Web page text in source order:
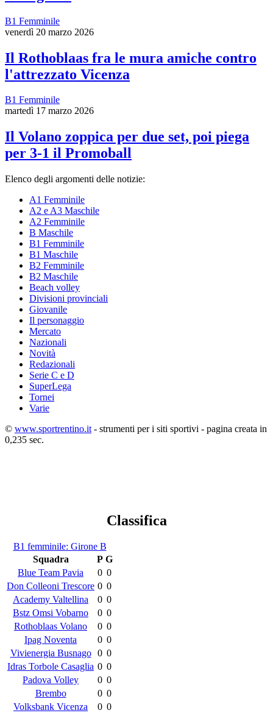
B1 Femminile
venerdì 20 marzo 2026
Il Rothoblaas fra le mura amiche contro
l'attrezzato Vicenza
B1 Femminile
martedì 17 marzo 2026
Il Volano zoppica per due set, poi piega
per 3-1 il Promoball
Elenco degli argomenti delle notizie:
A1 Femminile
A2 e A3 Maschile
A2 Femminile
B Maschile
B1 Femminile
B1 Maschile
B2 Femminile
B2 Maschile
Beach volley
Divisioni provinciali
Giovanile
Il personaggio
Mercato
Nazionali
Novità
Redazionali
Serie C e D
SuperLega
Tornei
Varie
© www.sportrentino.it - strumenti per i siti sportivi - pagina creata in
0,235 sec.
Classifica
B1 femminile: Girone B
Squadra
P G
Blue Team Pavia
0 0
Don Colleoni Trescore 0 0
Academy Valtellina
0 0
Bstz Omsi Vobarno
0 0
Rothoblaas Volano
0 0
Ipag Noventa
0 0
Vivienergia Busnago
0 0
Idras Torbole Casaglia 0 0
Padova Volley
0 0
Brembo
0 0
Volksbank Vicenza
0 0